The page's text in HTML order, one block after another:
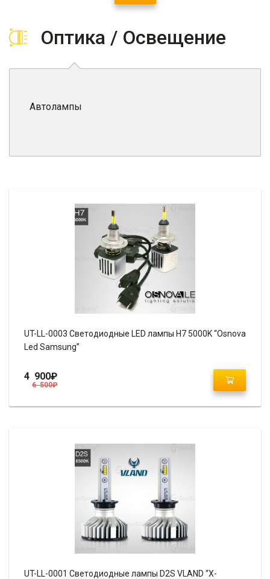
Оптика / Освещение
Автолампы
UT-LL-0003 Светодиодные LED лампы H7 5000K “Osnova
Led Samsung”
6 500₽
4 900₽
UT-LL-0001 Светодиодные лампы D2S VLAND “X-